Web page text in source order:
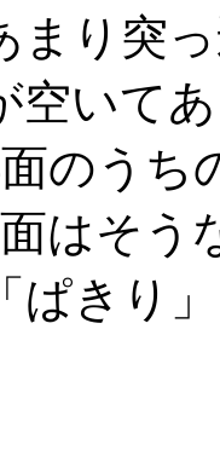
まり突
空いて
のうち
はそう
ぱきり